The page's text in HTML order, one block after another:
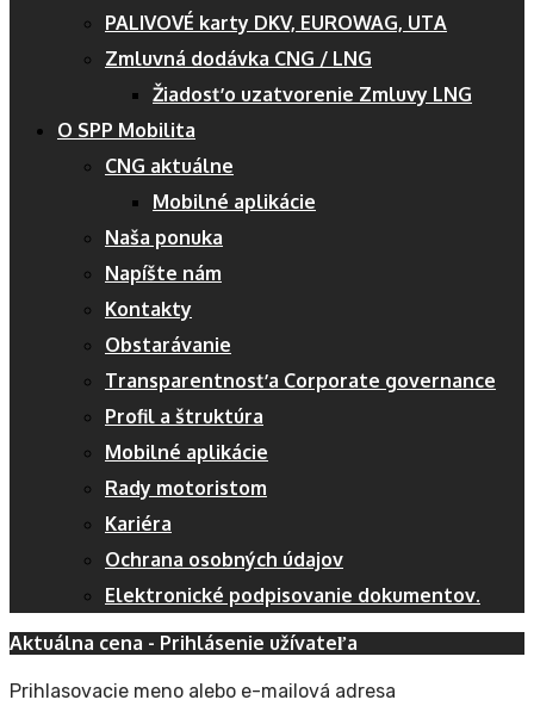
PALIVOVÉ karty DKV, EUROWAG, UTA
Zmluvná dodávka CNG / LNG
Žiadosť o uzatvorenie Zmluvy LNG
O SPP Mobilita
CNG aktuálne
Mobilné aplikácie
Naša ponuka
Napíšte nám
Kontakty
Obstarávanie
Transparentnosť a Corporate governance
Profil a štruktúra
Mobilné aplikácie
Rady motoristom
Kariéra
Ochrana osobných údajov
Elektronické podpisovanie dokumentov.
Aktuálna cena - Prihlásenie užívateľa
Prihlasovacie meno alebo e-mailová adresa